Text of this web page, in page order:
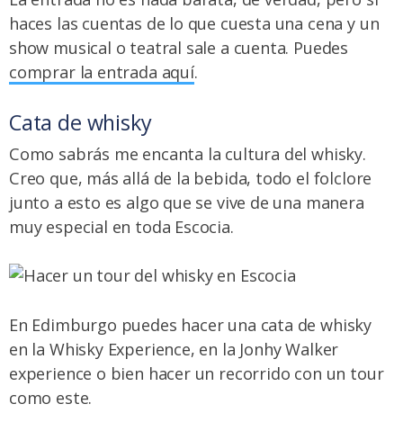
haces las cuentas de lo que cuesta una cena y un
show musical o teatral sale a cuenta. Puedes
comprar la entrada aquí.
Cata de whisky
Como sabrás me encanta la cultura del whisky.
Creo que, más allá de la bebida, todo el folclore
junto a esto es algo que se vive de una manera
muy especial en toda Escocia.
En Edimburgo puedes hacer una cata de whisky
en la Whisky Experience, en la Jonhy Walker
experience o bien hacer un recorrido con un tour
como este.